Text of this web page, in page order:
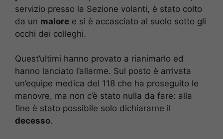
servizio presso la Sezione volanti, è stato colto
da un malore e si è accasciato al suolo sotto gli
occhi dei colleghi.
Quest’ultimi hanno provato a rianimarlo ed
hanno lanciato l’allarme. Sul posto è arrivata
un’equipe medica del 118 che ha proseguito le
manovre, ma non c’è stato nulla da fare: alla
fine è stato possibile solo dichiararne il
decesso.